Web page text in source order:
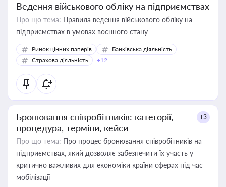
Ведення військового обліку на підприємствах
Про що тема: Правила ведення військового обліку на
підприємствах в умовах воєнного стану
Ринок цінних паперів
Банківська діяльність
Страхова діяльність
+12
Бронювання співробітників: категорії,
процедура, терміни, кейси
+3
Про що тема: Про процес бронювання співробітників на
підприємствах, який дозволяє забезпечити їх участь у
критично важливих для економіки країни сферах під час
мобілізації